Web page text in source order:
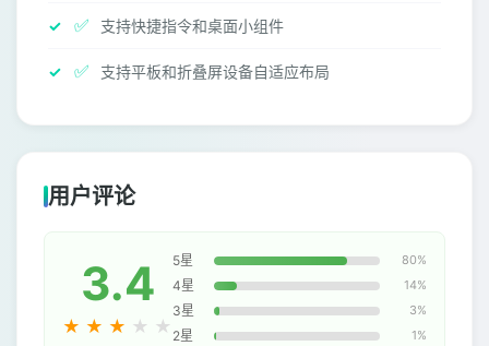
✅ 支持快捷指令和桌面小组件
✅ 支持平板和折叠屏设备自适应布局
用户评论
3.4
★ ★ ★ ★ ★
5星 80%
4星 14%
3星 3%
2星 1%